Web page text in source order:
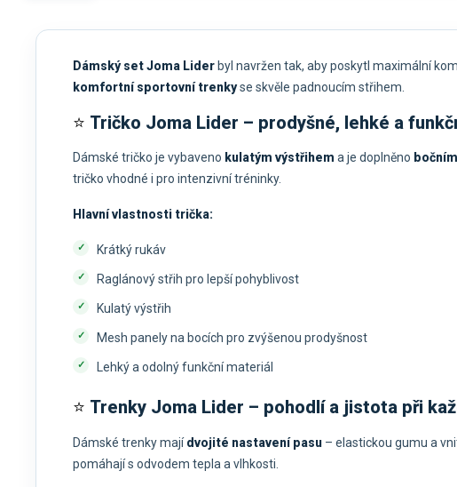
Dámský set Joma Lider byl navržen tak, aby poskytl maximální
komfortní sportovní trenkyse skvěle padnoucím střihem.
⭐ Tričko Joma Lider – prodyšné, lehké a
Dámské tričko je vybaveno kulatým výstřihem a je doplněno
tričko vhodné i pro intenzivní tréninky.
Hlavní vlastnosti trička:
Krátký rukáv
Raglánový střih pro lepší pohyblivost
Kulatý výstřih
Mesh panely na bocích pro zvýšenou prodyšnost
Lehký a odolný funkční materiál
⭐ Trenky Joma Lider – pohodlí a jistota při
Dámské trenky majídvojité nastavení pasu – elastickou gumu a
pomáhají s odvodem tepla a vlhkosti.